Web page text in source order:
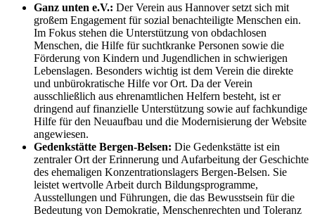
Ganz unten e.V.: Der Verein aus Hannover setzt sich mit
großem Engagement für sozial benachteiligte Menschen ein.
Im Fokus stehen die Unterstützung von obdachlosen
Menschen, die Hilfe für suchtkranke Personen sowie die
Förderung von Kindern und Jugendlichen in schwierigen
Lebenslagen. Besonders wichtig ist dem Verein die direkte
und unbürokratische Hilfe vor Ort. Da der Verein
ausschließlich aus ehrenamtlichen Helfern besteht, ist er
dringend auf finanzielle Unterstützung sowie auf fachkundige
Hilfe für den Neuaufbau und die Modernisierung der Website
angewiesen.
Gedenkstätte Bergen-Belsen: Die Gedenkstätte ist ein
zentraler Ort der Erinnerung und Aufarbeitung der Geschichte
des ehemaligen Konzentrationslagers Bergen-Belsen. Sie
leistet wertvolle Arbeit durch Bildungsprogramme,
Ausstellungen und Führungen, die das Bewusstsein für die
Bedeutung von Demokratie, Menschenrechten und Toleranz